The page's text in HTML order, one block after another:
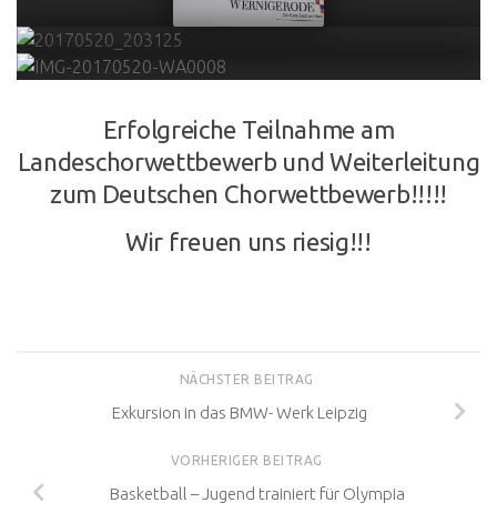
Erfolgreiche Teilnahme am
Landeschorwettbewerb und Weiterleitung
zum Deutschen Chorwettbewerb!!!!!
Wir freuen uns riesig!!!
NÄCHSTER BEITRAG
Exkursion in das BMW- Werk Leipzig
VORHERIGER BEITRAG
Basketball – Jugend trainiert für Olympia